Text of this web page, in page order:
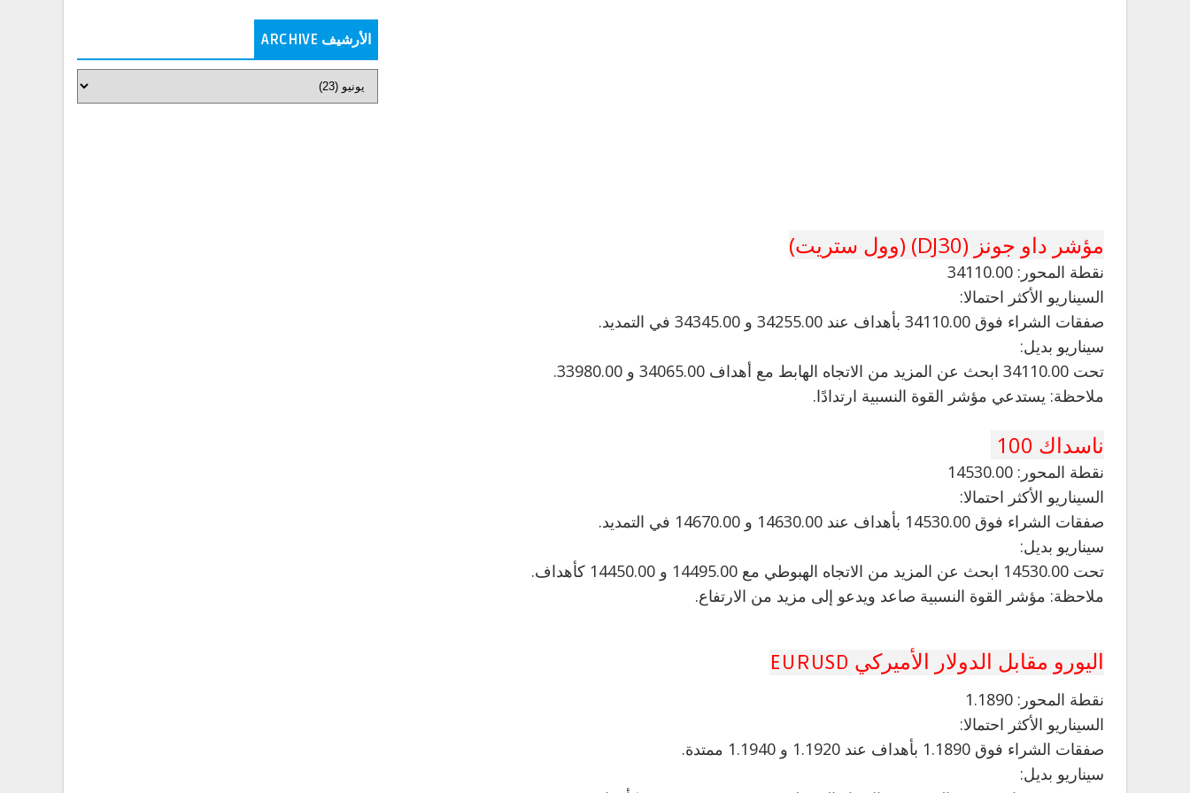
مؤشر داو جونز (DJ30) (وول ستريت)
نقطة المحور: 34110.00
السيناريو الأكثر احتمالا:
صفقات الشراء فوق 34110.00 بأهداف عند 34255.00 و 34345.00 في التمديد.
سيناريو بديل:
تحت 34110.00 ابحث عن المزيد من الاتجاه الهابط مع أهداف 34065.00 و 33980.00.
ملاحظة: يستدعي مؤشر القوة النسبية ارتدادًا.
ناسداك 100
نقطة المحور: 14530.00
السيناريو الأكثر احتمالا:
صفقات الشراء فوق 14530.00 بأهداف عند 14630.00 و 14670.00 في التمديد.
سيناريو بديل:
تحت 14530.00 ابحث عن المزيد من الاتجاه الهبوطي مع 14495.00 و 14450.00 كأهداف.
ملاحظة: مؤشر القوة النسبية صاعد ويدعو إلى مزيد من الارتفاع.
اليورو مقابل الدولار الأميركي EURUSD
نقطة المحور: 1.1890
السيناريو الأكثر احتمالا:
صفقات الشراء فوق 1.1890 بأهداف عند 1.1920 و 1.1940 ممتدة.
سيناريو بديل:
الأرشيف ARCHIVE